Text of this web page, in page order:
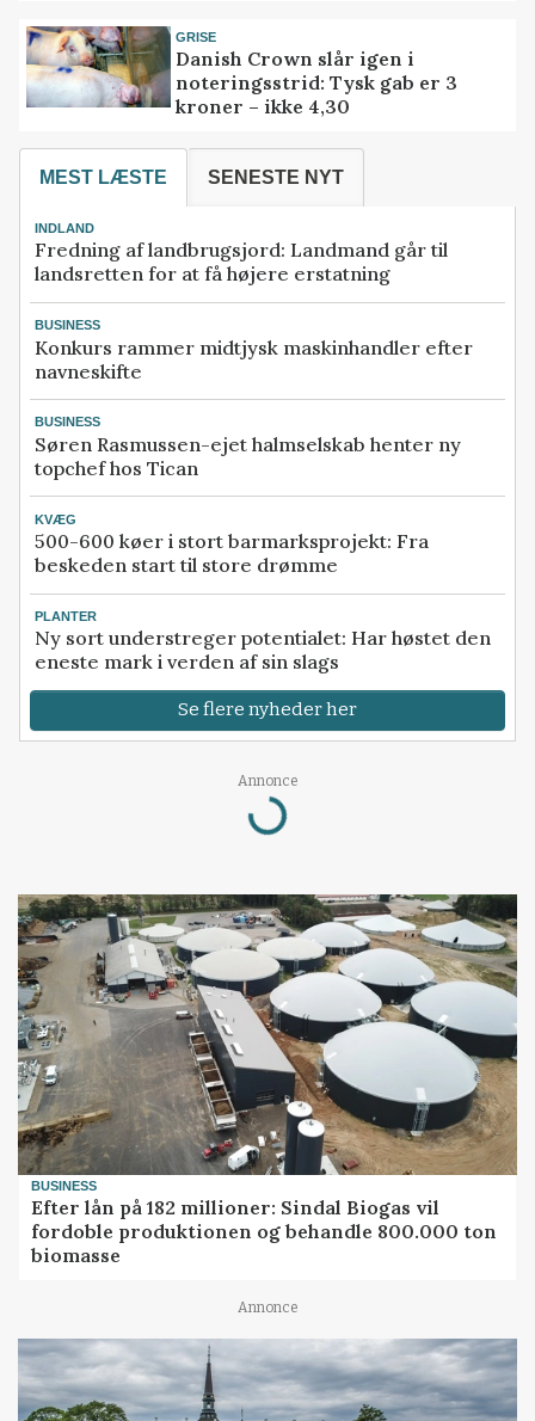
GRISE
Danish Crown slår igen i
noteringsstrid: Tysk gab er 3
kroner – ikke 4,30
MEST LÆSTE SENESTE NYT
INDLAND
Fredning af landbrugsjord: Landmand går til
landsretten for at få højere erstatning
BUSINESS
Konkurs rammer midtjysk maskinhandler efter
navneskifte
BUSINESS
Søren Rasmussen-ejet halmselskab henter ny
topchef hos Tican
KVÆG
500-600 køer i stort barmarksprojekt: Fra
beskeden start til store drømme
PLANTER
Ny sort understreger potentialet: Har høstet den
eneste mark i verden af sin slags
Se flere nyheder her
Annonce
Loading...
BUSINESS
Efter lån på 182 millioner: Sindal Biogas vil
fordoble produktionen og behandle 800.000 ton
biomasse
Annonce